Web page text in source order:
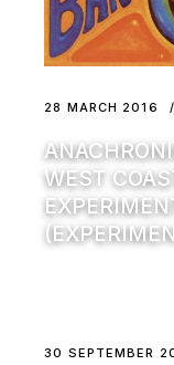
28 MARCH 2016
WEST
30 SEPTEMBER